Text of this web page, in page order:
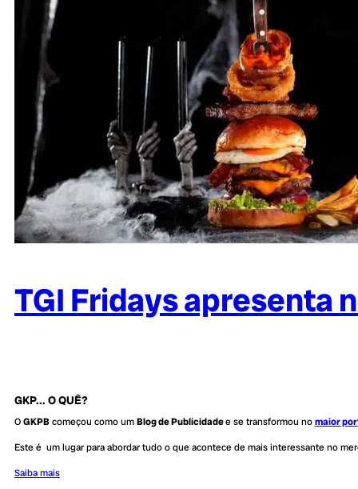
TGI Fridays apresenta
GKP... O QUÊ?
OGKPBcomeçou como umBlog de Publicidadee se transformou nomaior
Este é um lugar para abordar tudo o que acontece de mais interessante no
Saiba mais